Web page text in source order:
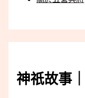
神祇故事